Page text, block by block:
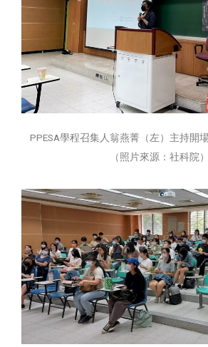
PPESA學程召集人翁燕菁（左）主持開
（照片來源：社科院）